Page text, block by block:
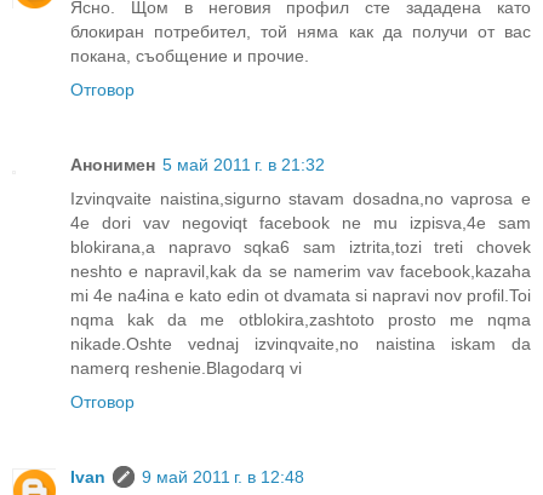
Ясно. Щом в неговия профил сте зададена като
блокиран потребител, той няма как да получи от вас
покана, съобщение и прочие.
Отговор
Анонимен 5 май 2011 г. в 21:32
Izvinqvaite naistina,sigurno stavam dosadna,no vaprosa e
4e dori vav negoviqt facebook ne mu izpisva,4e sam
blokirana,a napravo sqka6 sam iztrita,tozi treti chovek
neshto e napravil,kak da se namerim vav facebook,kazaha
mi 4e na4ina e kato edin ot dvamata si napravi nov profil.Toi
nqma kak da me otblokira,zashtoto prosto me nqma
nikade.Oshte vednaj izvinqvaite,no naistina iskam da
namerq reshenie.Blagodarq vi
Отговор
Ivan
9 май 2011 г. в 12:48